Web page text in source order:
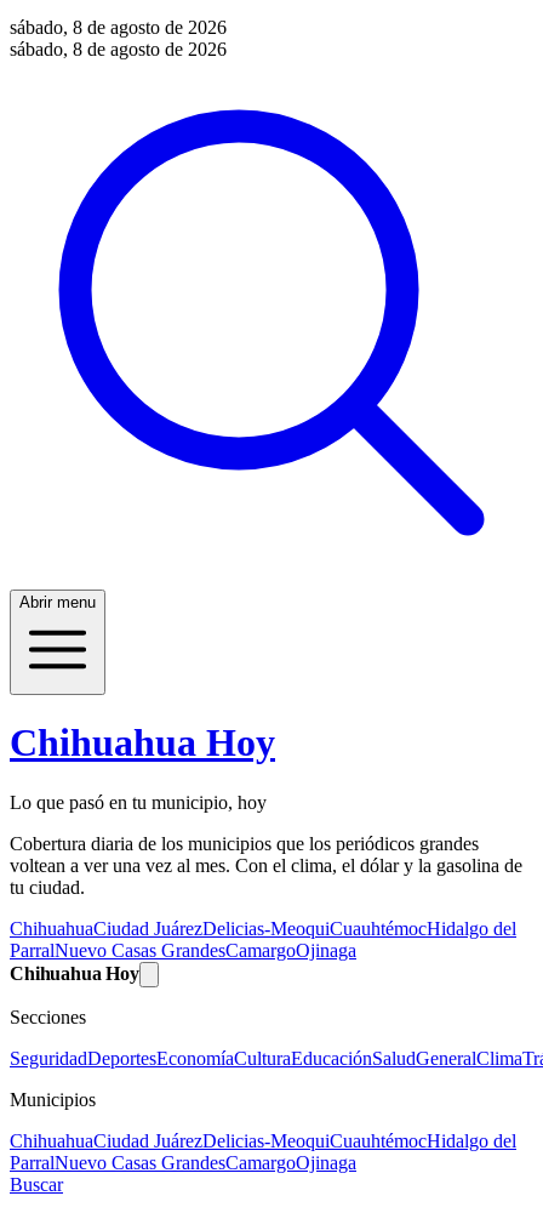
sábado, 8 de agosto de 2026
sábado, 8 de agosto de 2026
Abrir menu
Chihuahua Hoy
Lo que pasó en tu municipio, hoy
Cobertura diaria de los municipios que los periódicos grandes
voltean a ver una vez al mes. Con el clima, el dólar y la gasolina de
tu ciudad.
ChihuahuaCiudad JuárezDelicias-MeoquiCuauhtémocHidalgo del
ParralNuevo Casas GrandesCamargoOjinaga
Chihuahua Hoy
Secciones
SeguridadDeportesEconomíaCulturaEducaciónSaludGeneralClima
Municipios
ChihuahuaCiudad JuárezDelicias-MeoquiCuauhtémocHidalgo del
ParralNuevo Casas GrandesCamargoOjinaga
Buscar